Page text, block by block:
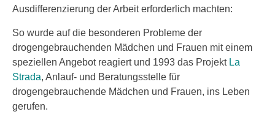
Ausdifferenzierung der Arbeit erforderlich machten:
So wurde auf die besonderen Probleme der
drogengebrauchenden Mädchen und Frauen mit einem
speziellen Angebot reagiert und 1993 das ProjektLa
Strada, Anlauf- und Beratungsstelle für
drogengebrauchende Mädchen und Frauen, ins Leben
gerufen.